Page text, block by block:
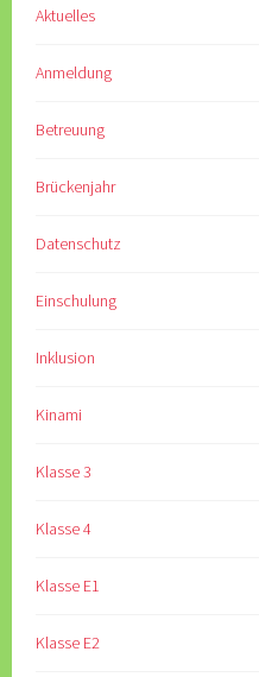
Aktuelles
Anmeldung
Betreuung
Brückenjahr
Datenschutz
Einschulung
Inklusion
Kinami
Klasse 3
Klasse 4
Klasse E1
Klasse E2